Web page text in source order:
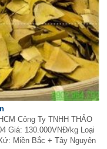
Công Ty TNHH THẢO
Giá: 130.000VNĐ/kg Loại
Miền Bắc + Tây Nguyên